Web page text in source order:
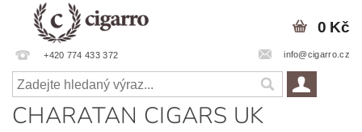
+420 774 433 372 info@cigarro.cz
0 Kč
CHARATAN CIGARS UK